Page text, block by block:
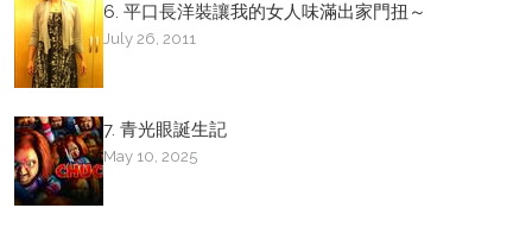
6. 平口長洋裝讓我的女人味滿出家門扭～
July 26, 2011
7. 青光眼誕生記
May 10, 2025